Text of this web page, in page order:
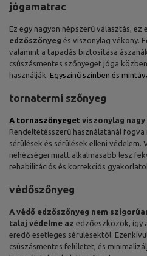
jógamatrac
Ez egy nagyon népszerű választás, ez
edzőszőnyeg és viszonylag vékony.
valamint a tapadás biztosítása
csúszásmentes szőnyeget jóga
használják. Egyszínű színben és
tornatermi szőnyeg
A tornaszőnyeget viszonylag
Rendeltetésszerű használatánál
sérülések és sérülések elleni védelem.
nehézségei miatt alkalmasabb lesz
rehabilitációs és korrekciós
védőszőnyeg
A védő edzőszőnyeg nem
talaj védelme az edzőeszközök, így
eredő esetleges sérülésektől.
csúszásmentes felületet, és